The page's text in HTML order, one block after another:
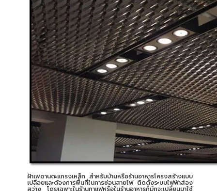
ฝ้าเพดานตะแกรงเหล็ก สำหรับบ้านหรือร้านอาหารโครงสร้างแบบ
เปลือยและต้องการพื้นที่ในการซ่อนสายไฟ ติดตั้งระบบไฟฟ้าส่อง
สว่าง โดยเฉพาะในร้านกาแฟหรือในร้านอาหารก็มักจะเปลี่ยนมาใช้